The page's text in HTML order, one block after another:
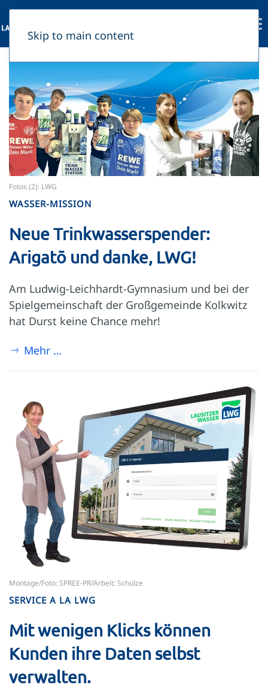
Skip to main content
Fotos (2): LWG
WASSER-MISSION
Neue Trinkwasserspender:
Arigatō und danke, LWG!
Am Ludwig-Leichhardt-Gymnasium und bei der
Spielgemeinschaft der Großgemeinde Kolkwitz
hat Durst keine Chance mehr!
Mehr …
Montage/Foto: SPREE-PR/Arbeit; Schulze
SERVICE A LA LWG
Mit wenigen Klicks können
Kunden ihre Daten selbst
verwalten.